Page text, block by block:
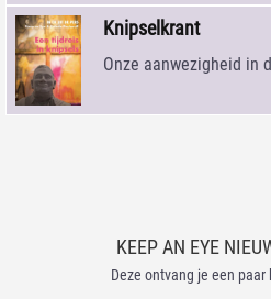
Knipselkrant
Onze aanwezigheid in
KEEP AN EYE
Deze ontvang je een paar